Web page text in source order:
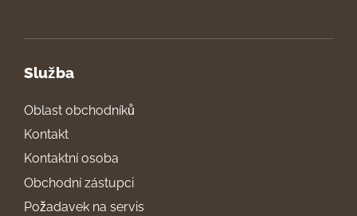
Služba
Oblast obchodníků
Kontakt
Kontaktní osoba
Obchodní zástupci
Požadavek na servis